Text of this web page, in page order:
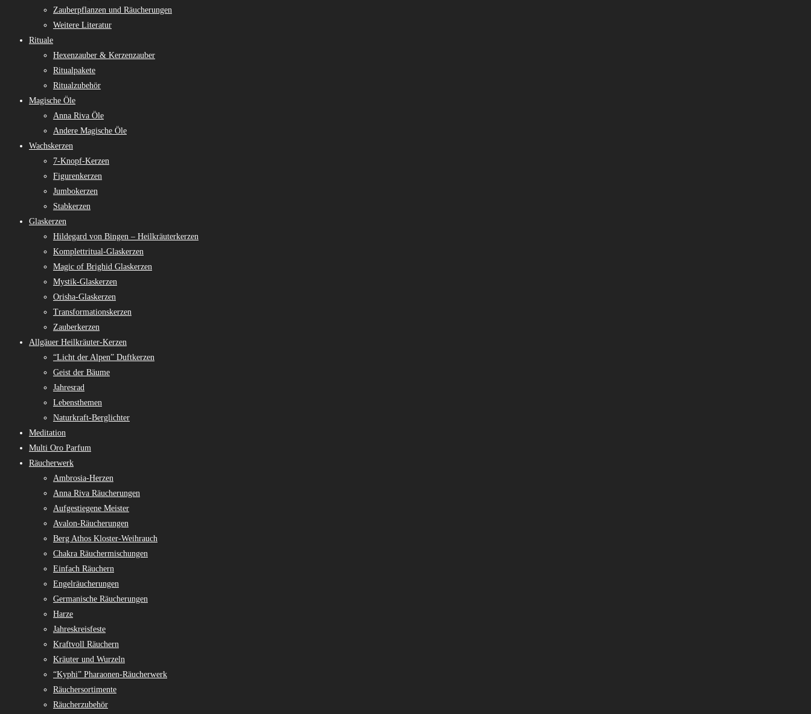
Zauberpflanzen und Räucherungen
Weitere Literatur
Rituale
Hexenzauber & Kerzenzauber
Ritualpakete
Ritualzubehör
Magische Öle
Anna Riva Öle
Andere Magische Öle
Wachskerzen
7-Knopf-Kerzen
Figurenkerzen
Jumbokerzen
Stabkerzen
Glaskerzen
Hildegard von Bingen – Heilkräuterkerzen
Komplettritual-Glaskerzen
Magic of Brighid Glaskerzen
Mystik-Glaskerzen
Orisha-Glaskerzen
Transformationskerzen
Zauberkerzen
Allgäuer Heilkräuter-Kerzen
“Licht der Alpen” Duftkerzen
Geist der Bäume
Jahresrad
Lebensthemen
Naturkraft-Berglichter
Meditation
Multi Oro Parfum
Räucherwerk
Ambrosia-Herzen
Anna Riva Räucherungen
Aufgestiegene Meister
Avalon-Räucherungen
Berg Athos Kloster-Weihrauch
Chakra Räuchermischungen
Einfach Räuchern
Engelräucherungen
Germanische Räucherungen
Harze
Jahreskreisfeste
Kraftvoll Räuchern
Kräuter und Wurzeln
“Kyphi” Pharaonen-Räucherwerk
Räuchersortimente
Räucherzubehör